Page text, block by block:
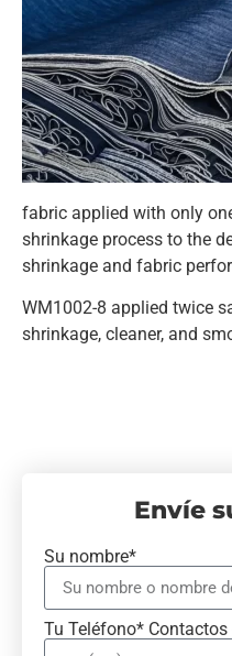
fabric applied with only
shrinkage process to the
shrinkage and fabric
WM1002-8 applied twice
shrinkage, cleaner, and
Envíe
Su nombre*
Tu Teléfono*